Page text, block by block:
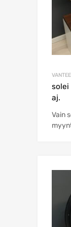
solei
aj.
Vain